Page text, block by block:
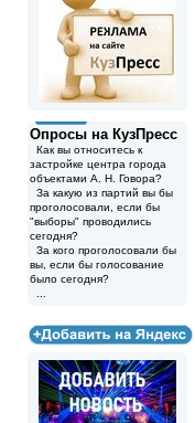
Опросы на КузПресс
Как вы относитесь к
застройке центра города
объектами А. Н. Говора?
За какую из партий вы бы
проголосовали, если бы
"выборы" проводились
сегодня?
За кого проголосовали бы
вы, если бы голосование
было сегодня?